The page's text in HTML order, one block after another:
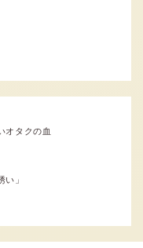
オタクの血
い」